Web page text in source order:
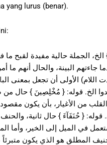
yang lurus (benar).
الجملة حالية مفيدة لقبح ما
جاءتهم البينة، والحال أنهم ما
اللام) الأولى أن تجعل بمعنى
الخ. قوله: { مُخْلِصِينَ } حال من
من الأغيار، بأن يكون
قوله: { حُنَفَآءَ } حال ثانية،
في الميل إلى الخير، وأما
المطلق هو الذي يكون